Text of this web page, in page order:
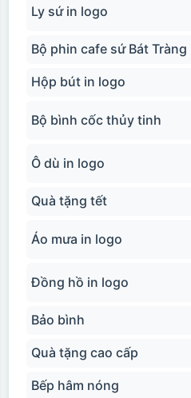
Ly sứ in logo
Bộ phin cafe sứ Bát Tràng
Hộp bút in logo
Bộ bình cốc thủy tinh
Ô dù in logo
Quà tặng tết
Áo mưa in logo
Đồng hồ in logo
Bảo bình
Quà tặng cao cấp
Bếp hâm nóng